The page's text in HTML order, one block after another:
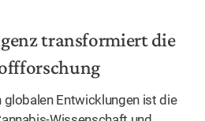
transformiert die
Entwicklungen ist die